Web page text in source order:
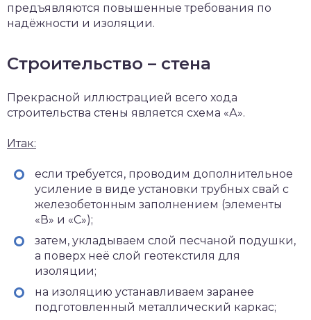
предъявляются повышенные требования по
надёжности и изоляции.
Строительство – стена
Прекрасной иллюстрацией всего хода
строительства стены является схема «А».
Итак:
если требуется, проводим дополнительное
усиление в виде установки трубных свай с
железобетонным заполнением (элементы
«В» и «С»);
затем, укладываем слой песчаной подушки,
а поверх неё слой геотекстиля для
изоляции;
на изоляцию устанавливаем заранее
подготовленный металлический каркас;